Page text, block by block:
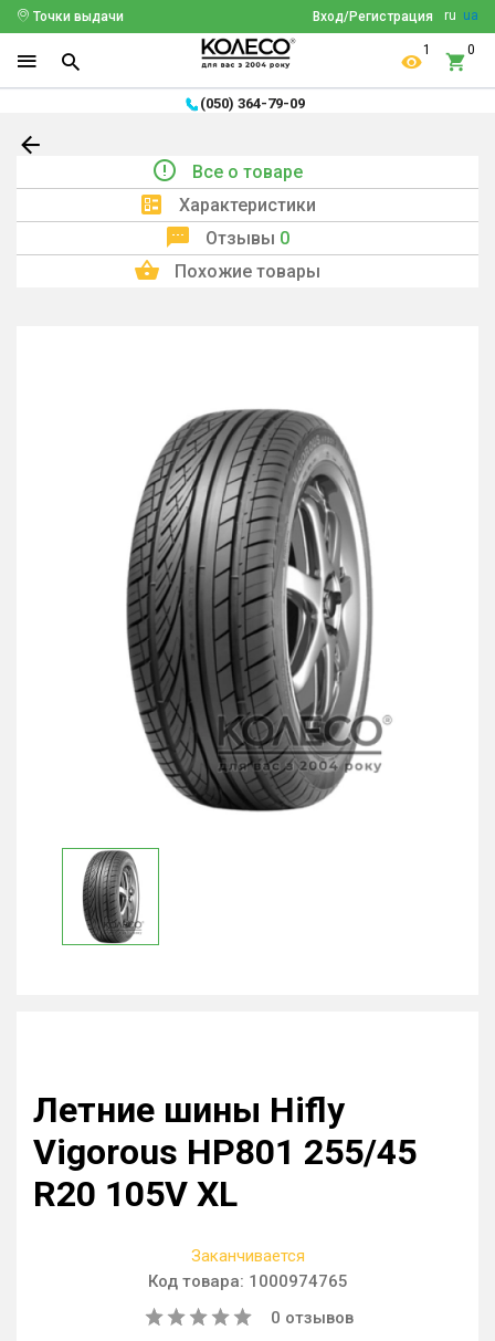
ru ua
Вход/Регистрация
Точки выдачи
1 0
(050) 364-79-09
Все о товаре
Характеристики
Отзывы 0
Похожие товары
Летние шины Hifly
Vigorous HP801 255/45
R20 105V XL
Заканчивается
Код товара: 1000974765
0 отзывов